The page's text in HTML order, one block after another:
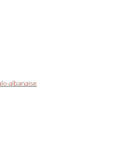
albanaise